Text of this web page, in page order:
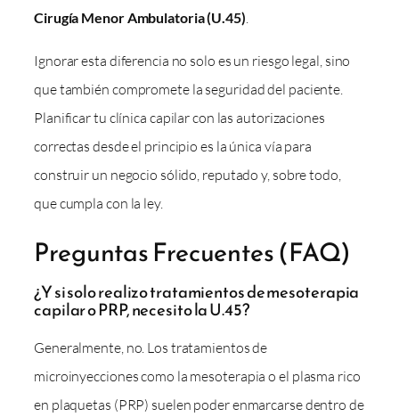
Cirugía Menor Ambulatoria (U.45)
Ignorar esta diferencia no solo es un riesgo legal, sino
que también compromete la seguridad del paciente.
Planificar tu clínica capilar con las autorizaciones
correctas desde el principio es la única vía para
construir un negocio sólido, reputado y, sobre todo,
que cumpla con la ley.
Preguntas Frecuentes (FAQ)
¿Y si solo realizo tratamientos de mesoterapia
capilar o PRP, necesito la U.45?
Generalmente, no. Los tratamientos de
microinyecciones como la mesoterapia o el plasma rico
en plaquetas (PRP) suelen poder enmarcarse dentro de